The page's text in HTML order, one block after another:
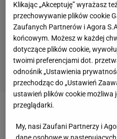
święta? "Nie ominie mnie
Klikając „Akceptuję” wyrażasz
przechowywanie plików cookie
Zaufanych Partnerów i Agora
końcowym. Możesz w każdej
dotyczące plików cookie,
twoimi preferencjami dot.
odnośnik „Ustawienia
przechodząc do „Ustawień
ustawień plików cookie możliwa
przeglądarki.
My, nasi Zaufani Partnerzy i